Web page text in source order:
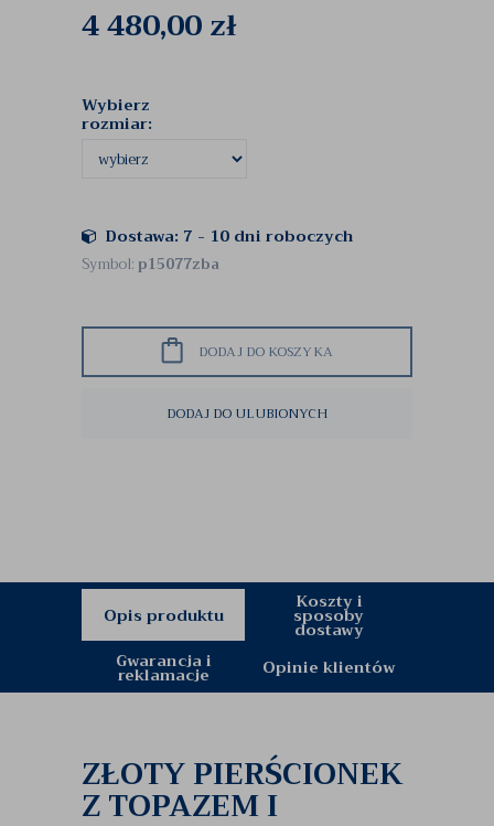
4 480,00zł
Wybierz
rozmiar:
Dostawa: 7 - 10 dni roboczych
Symbol:p15077zba
DODAJ DO KOSZYKA
DODAJ DO ULUBIONYCH
Opis produktu
Koszty i
sposoby
dostawy
Gwarancja i
reklamacje Opinie klientów
ZŁOTY PIERŚCIONEK
Z TOPAZEM I